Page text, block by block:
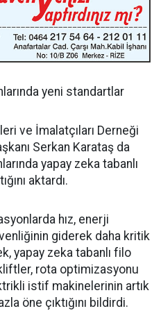
yeni standartlar
ve İmalatçıları Derneği
Serkan Karataş da
yapay zeka tabanlı
aktardı.
hız, enerji
giderek daha kritik
yapay zeka tabanlı filo
rota optimizasyonu
istif makinelerinin artık
öne çıktığını bildirdi.